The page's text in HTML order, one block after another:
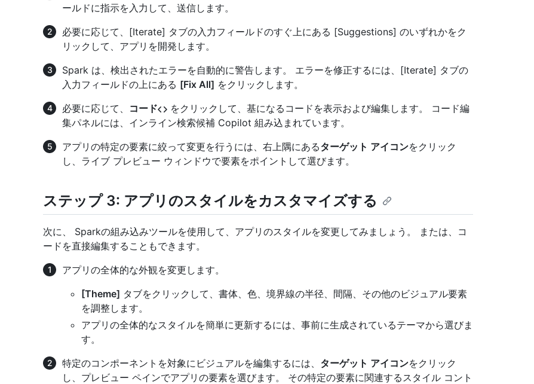
ールドに指示を入力して、送信します。
必要に応じて、[Iterate] タブの入力フィールドのすぐ上にある [Suggestions] のいずれかをク
リックして、アプリを開発します。
Spark は、検出されたエラーを自動的に警告します。 エラーを修正するには、[Iterate] タブの
入力フィールドの上にある [Fix All] をクリックします。
必要に応じて、 コード
をクリックして、基になるコードを表示および編集します。 コード編
集パネルには、インライン検索候補 Copilot 組み込まれています。
アプリの特定の要素に絞って変更を行うには、右上隅にあるターゲット アイコンをクリック
し、ライブ プレビュー ウィンドウで要素をポイントして選びます。
ステップ 3: アプリのスタイルをカスタマイズする
次に、 Sparkの組み込みツールを使用して、アプリのスタイルを変更してみましょう。 または、コ
ードを直接編集することもできます。
アプリの全体的な外観を変更します。
[Theme] タブをクリックして、書体、色、境界線の半径、間隔、その他のビジュアル要素
を調整します。
アプリの全体的なスタイルを簡単に更新するには、事前に生成されているテーマから選びま
す。
特定のコンポーネントを対象にビジュアルを編集するには、 ターゲット アイコンをクリック
し、プレビュー ペインでアプリの要素を選びます。 その特定の要素に関連するスタイル コント